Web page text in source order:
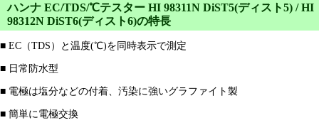
ハンナ EC/TDS/℃テスター HI 98311N DiST5(ディスト5) / HI
98312N DiST6(ディスト6)の特長
■ EC（TDS）と温度(℃)を同時表示で測定
■ 日常防水型
■ 電極は塩分などの付着、汚染に強いグラファイト製
■ 簡単に電極交換